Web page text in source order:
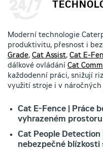
Moderní technologie
produktivitu, přesnost i
Grade, Cat Assist, Cat E-
dálkové ovládání Cat
každodenní práci, snižují
využití stroje i v náročných
Cat E-Fence | Práce
vyhrazeném prostoru
Cat People Detection
nebezpečné blízkosti